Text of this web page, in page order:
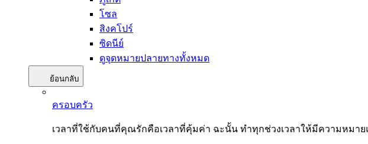
โซล
สิงคโปร์
ซิดนีย์
ดูจุดหมายปลายทางทั้งหมด
ย้อนกลับ
ครอบครัว
เวลาที่ใช้กับคนที่คุณรักคือเวลาที่คุ้มค่า ฉะนั้น ทำทุกช่วงเวลาให้มีความหมา